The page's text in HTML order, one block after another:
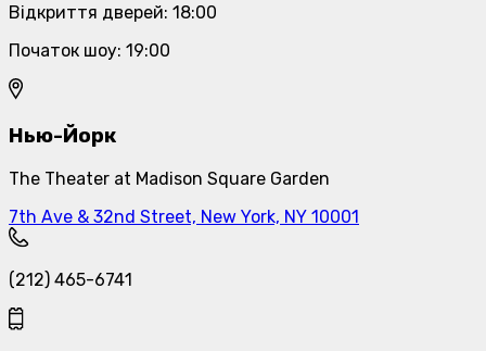
Відкриття дверей: 18:00
Початок шоу: 19:00
Нью-Йорк
The Theater at Madison Square Garden
7th Ave & 32nd Street, New York, NY 10001
(212) 465-6741